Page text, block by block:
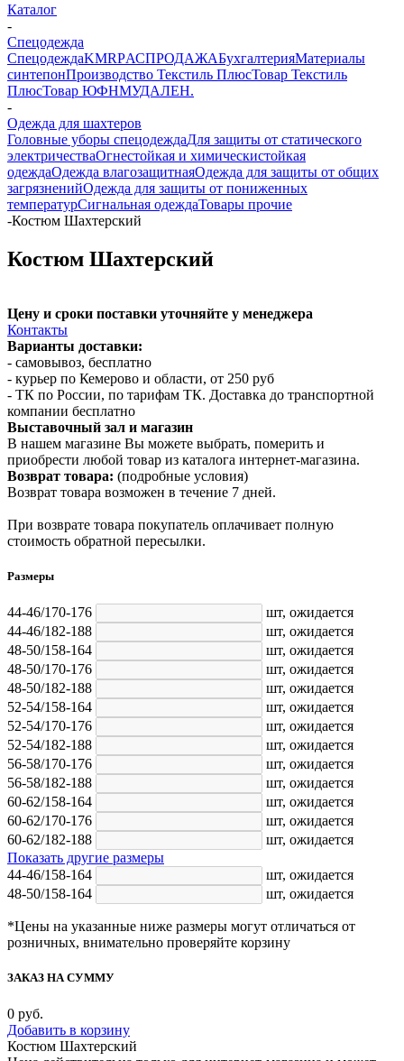
Каталог
-
Спецодежда
СпецодеждаKMRPАСПРОДАЖАБухгалтерияМатериалы
синтепонПроизводство Текстиль ПлюсТовар Текстиль
ПлюсТовар ЮФНМУДАЛЕН.
-
Одежда для шахтеров
Головные уборы спецодеждаДля защиты от статического
электричестваОгнестойкая и химическистойкая
одеждаОдежда влагозащитнаяОдежда для защиты от общих
загрязненийОдежда для защиты от пониженных
температурСигнальная одеждаТовары прочие
-Костюм Шахтерский
Костюм Шахтерский
Цену и сроки поставки уточняйте у менеджера
Контакты
Варианты доставки:
- самовывоз, бесплатно
- курьер по Кемерово и области, от 250 руб
- ТК по России, по тарифам ТК. Доставка до транспортной
компании бесплатно
Выставочный зал и магазин
В нашем магазине Вы можете выбрать, померить и
приобрести любой товар из каталога интернет-магазина.
Возврат товара: (подробные условия)
Возврат товара возможен в течение 7 дней.
При возврате товара покупатель оплачивает полную
стоимость обратной пересылки.
Размеры
44-46/170-176 шт, ожидается
44-46/182-188
шт, ожидается
48-50/158-164
шт, ожидается
48-50/170-176
шт, ожидается
48-50/182-188
шт, ожидается
52-54/158-164
шт, ожидается
52-54/170-176
шт, ожидается
52-54/182-188
шт, ожидается
56-58/170-176
шт, ожидается
56-58/182-188
шт, ожидается
60-62/158-164
шт, ожидается
60-62/170-176
шт, ожидается
60-62/182-188
шт, ожидается
Показать другие размеры
44-46/158-164
шт, ожидается
48-50/158-164
шт, ожидается
*Цены на указанные ниже размеры могут отличаться от
розничных, внимательно проверяйте корзину
ЗАКАЗ НА СУММУ
0 руб.
Добавить в корзину
Костюм Шахтерский